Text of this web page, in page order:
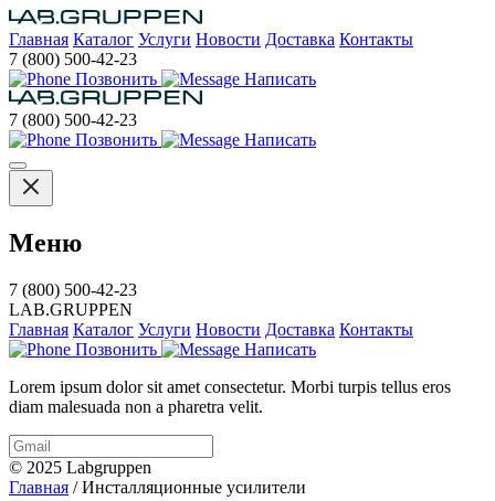
Главная Каталог Услуги Новости Доставка Контакты
7 (800) 500-42-23
Позвонить
Написать
7 (800) 500-42-23
Позвонить
Написать
Меню
7 (800) 500-42-23
LAB.GRUPPEN
Главная Каталог Услуги Новости Доставка Контакты
Позвонить
Написать
Lorem ipsum dolor sit amet consectetur. Morbi turpis tellus eros
diam malesuada non a pharetra velit.
© 2025 Labgruppen
Главная / Инсталляционные усилители